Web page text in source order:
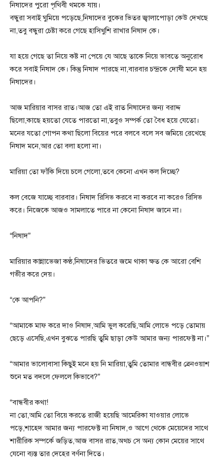
নিষাদের পুরো পৃথিবী থমকে যায়।
বন্ধুরা সবাই ঘুমিয়ে পড়েছে,নিষাদের বুকের ভিতর জ্বালাপোড়া কেউ দেখছে
না,তবু বন্ধুরা চেষ্টা করে গেছে হাসিখুশি রাখার নিষাদ কে।
যা হয়ে গেছে তা নিয়ে কষ্ট না পেয়ে যে আছে তাকে নিয়ে ভাবতে অনুরোধ
করে সবাই নিষাদ কে। কিন্তু নিষাদ পারছে না,বারবার চন্দ্রকে দোষী মনে হয়
নিষাদের।
আজ মারিয়ার বাসর রাত।আজ তো এই রাত নিষাদের জন্য বরাদ্দ
ছিলো,কাছে হয়তো যেতে পারতো না,তবুও সম্পর্ক তো বৈধ হয়ে যেতো।
মনের যতো গোপন কথা ছিলো বিয়ের পরে বলবে বলে সব জমিয়ে রেখেছে
নিষাদ মনে,আর তো বলা হলো না।
মারিয়া তো ফাঁকি দিয়ে চলে গেলো,তবে কেনো এখন কল দিচ্ছে?
কল বেজে যাচ্ছে বারবার। নিষাদ রিসিভ করবে না করবে না করেও রিসিভ
করে। নিজেকে আজও সামলাতে পারে না কেনো নিষাদ জানে না।
“নিষাদ”
মারিয়ার কান্নাভেজা কণ্ঠ,নিষাদের ভিতরে জমে থাকা ক্ষত কে আরো বেশি
গভীর করে দেয়।
“কে আপনি?”
“আমাকে মাফ করে দাও নিষাদ,আমি ভুল করেছি,আমি লোভে পড়ে তোমায়
ছেড়ে এসেছি,এখন বুঝতে পারছি তুমি ছাড়া কেউ আমার জন্য পারফেক্ট না।”
“আমার ভালোবাসা কিছুই মনে হয় নি মারিয়া,তুমি তোমার বান্ধবীর ব্রেনওয়াশ
শুনে মত বদলে ফেললে কিভাবে?”
“বান্ধবীর কথা!
না তো,আমি তো বিয়ে করতে রাজী হয়েছি আমেরিকা যাওয়ার লোভে
পড়ে,শাহেদ আমার জন্য পারফেক্ট না নিষাদ,ও আগে থেকে মেয়েদের সাথে
শারীরিক সম্পর্কে জড়িত,আজ বাসর রাত,অথচ সে অন্য কোন মেয়ের সাথে
যেনো ব্যস্ত তার দেহের বর্ণনা দিতে।